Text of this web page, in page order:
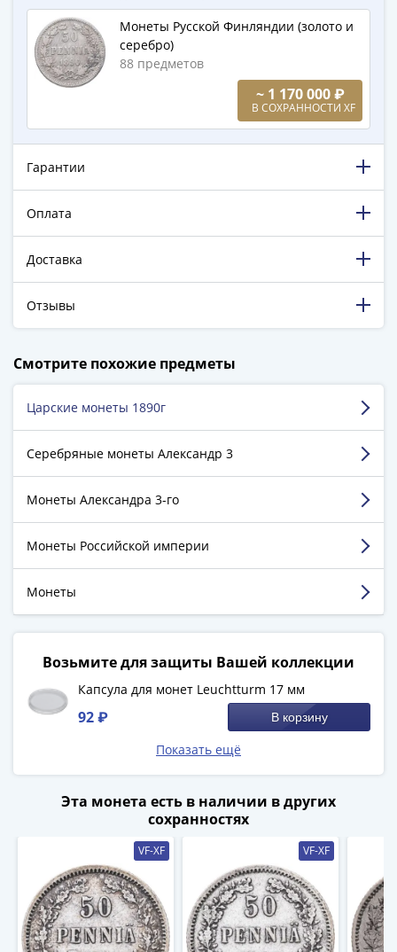
(1921-
1958)
ГКЧП
(1961
1991)
Юбилейные
памятные
Наборы
Российской
империи
Николай
(1894-
Александр
1894)
(1854-
1881)
Николай
(1826-
1801)
Екатерина
Монеты Русской Финляндии (золото и
серебро)
88 предметов
~ 1 170 000 ₽
В СОХРАННОСТИ XF
Гарантии
Оплата
Доставка
Отзывы
5 129 пятизвёздочных отзывов на Яндекс.Маркете.
Нагаева Лана
г. Владивосток
Достоинства:Скидки, бонусы.
Недостатки:Нет.
Комментарий:Хороший интернет-магазин.
Удобно заказывать. Все приходит целое,
аккуратно запечатано.
Смотреть больше отзывов
Смотрите похожие предметы
Монеты
Монеты Российской империи
Монеты Александра 3-го
Серебряные монеты Александр 3
Царские монеты 1890г
Возьмите для защиты Вашей коллекции
Капсула для монет Leuchtturm 17 мм
92 ₽ В корзину
Показать ещё
Эта монета есть в наличии в других
сохранностях
VF-XF VF-XF